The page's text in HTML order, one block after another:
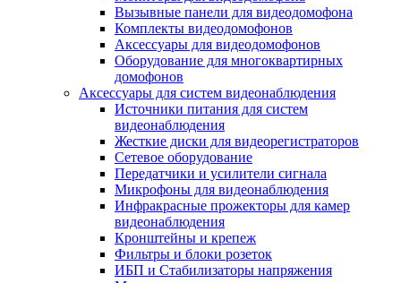
Вызывные панели для видеодомофона
Комплекты видеодомофонов
Аксессуары для видеодомофонов
Оборудование для многоквартирных
домофонов
Аксессуары для систем видеонаблюдения
Источники питания для систем
видеонаблюдения
Жесткие диски для видеорегистраторов
Сетевое оборудование
Передатчики и усилители сигнала
Микрофоны для видеонаблюдения
Инфракрасные прожекторы для камер
видеонаблюдения
Кронштейны и крепеж
Фильтры и блоки розеток
ИБП и Стабилизаторы напряжения